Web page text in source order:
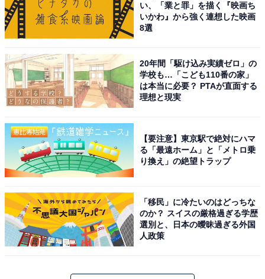
い、「業と罪」を描く『映画ち
いかわ』から強く連想した映画
8選
20年間「駆け込み実績ゼロ」の
学校も…「こども110番の家」
は本当に必要？ PTAが直面する
理想と現実
【要注意】東京駅で絶対にハマ
る「最遠ホーム」と「メトロ乗
り換え」の絶望トラップ
「移民」に冷たいのはどっちな
のか？ スイスの厳格過ぎる学歴
選別と、日本の曖昧過ぎる外国
人政策